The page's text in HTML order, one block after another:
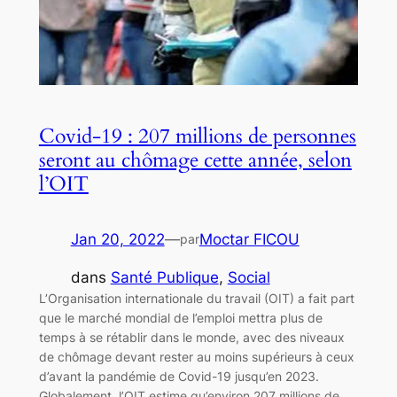
Covid-19 : 207 millions de personnes
seront au chômage cette année, selon
l’OIT
Jan 20, 2022—parMoctar FICOU
dans Santé Publique, Social
L’Organisation internationale du travail (OIT) a fait part
que le marché mondial de l’emploi mettra plus de
temps à se rétablir dans le monde, avec des niveaux
de chômage devant rester au moins supérieurs à ceux
d’avant la pandémie de Covid-19 jusqu’en 2023.